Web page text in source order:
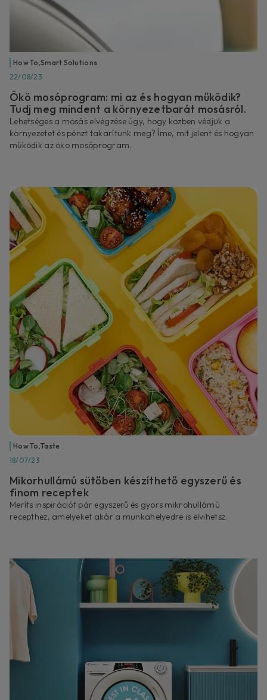
How To Smart Solutions
22/08/23
Ökö mosóprogram: mi az és hogyan működik?
Tudj meg mindent a környezetbarát mosásról.
Lehetséges a mosás elvégzése úgy, hogy közben védjük a
környezetet és pénzt takarítunk meg? Íme, mit jelent és hogyan
működik az öko mosóprogram.
How To ,Taste
18/07/23
Mikorhullámú sütőben készíthető egyszerű és
finom receptek
Meríts inspirációt pár egyszerű és gyors mikrohullámú
recepthez, amelyeket akár a munkahelyedre is elvihetsz.